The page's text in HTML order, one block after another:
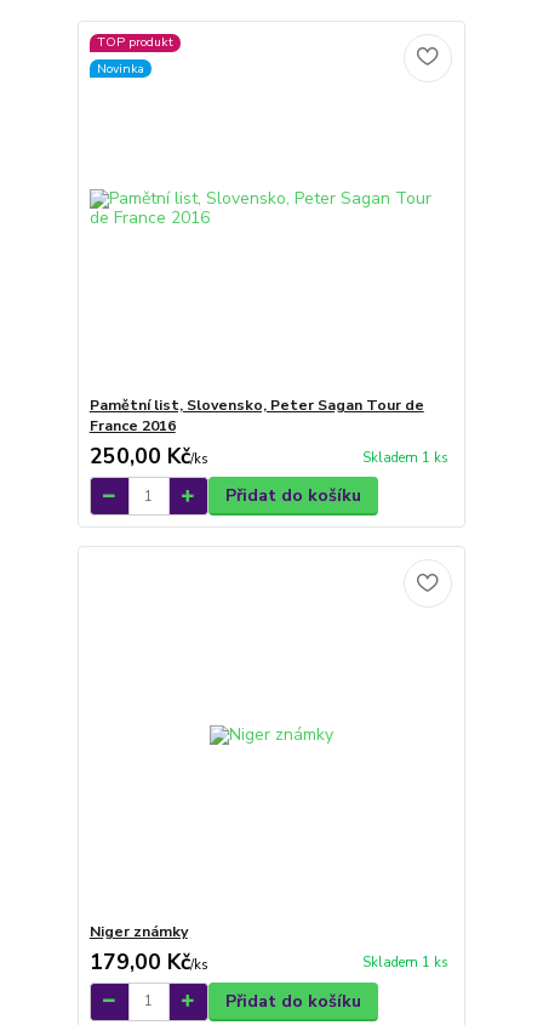
TOP produkt
Novinka
Pamětní list, Slovensko, Peter Sagan Tour de
France 2016
250,00 Kč/ks Skladem 1 ks
Přidat do košíku
Niger známky
179,00 Kč/ks Skladem 1 ks
Přidat do košíku